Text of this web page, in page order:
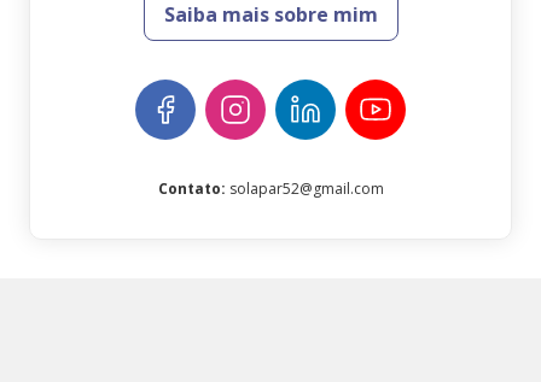
Saiba mais sobre mim
Contato: solapar52@gmail.com